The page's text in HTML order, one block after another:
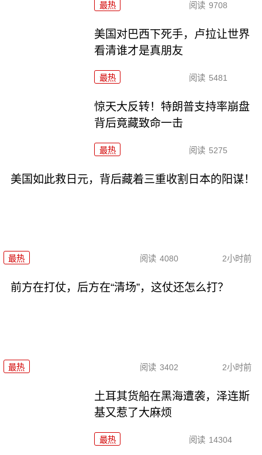
最热 阅读 9708
美国对巴西下死手，卢拉让世界
看清谁才是真朋友
最热 阅读 5481
惊天大反转！特朗普支持率崩盘
背后竟藏致命一击
最热 阅读 5275
美国如此救日元，背后藏着三重收割日本的阳谋！
最热 阅读 4080 2小时前
前方在打仗，后方在“清场”，这仗还怎么打？
最热 阅读 3402 2小时前
土耳其货船在黑海遭袭，泽连斯
基又惹了大麻烦
最热 阅读 14304